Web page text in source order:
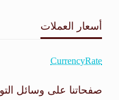
أسعار العملات
CurrencyRate
صفحاتنا على وسائل